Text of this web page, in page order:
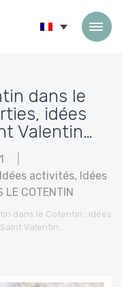
dans le
idées
Valentin…
Idées activités, Idées
LE COTENTIN
dans le Cotentin : idées
Valentin…